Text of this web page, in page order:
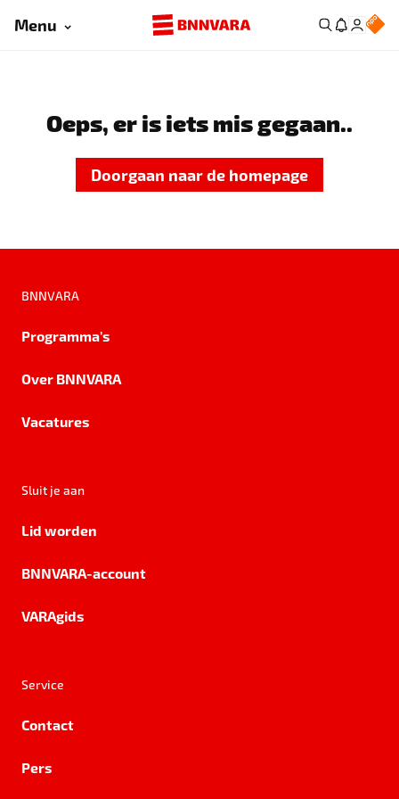
Menu
Oeps, er is iets mis gegaan..
Doorgaan naar de homepage
BNNVARA
Programma's
Over BNNVARA
Vacatures
Sluit je aan
Lid worden
BNNVARA-account
VARAgids
Service
Contact
Pers